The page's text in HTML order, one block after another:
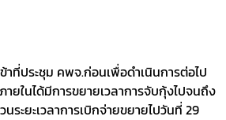
าที่ประชุม คพจ.ก่อนเพื่อดำเนินการต่อไป
ยในได้มีการขยายเวลาการจับกุ้งไปจนถึง
ระยะเวลาการเบิกจ่ายขยายไปวันที่ 29